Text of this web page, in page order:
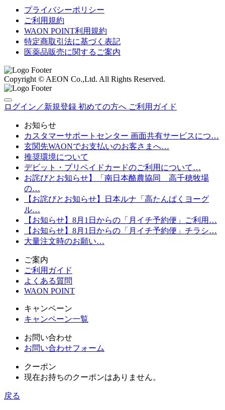
プライバシーポリシー
ご利用規約
WAON POINT利用規約
特定商取引法に基づく表記
医薬品販売に関するご案内
Copyright © AEON Co.,Ltd. All Rights Reserved.
ログイン／新規登録 初めての方へ ご利用ガイド
お知らせ
カスタマーサポートセンター 画面共有サービスにつ…
玄関先WAONでお支払いのお客さまへ…
推奨環境について
デビット・プリペイドカードのご利用について…
お詫びとお知らせ】「南日本酪農協同 高千穂牧場
の…
【お詫びとお知らせ】日本ルナ「高たんぱくヨーグ
ル…
【お知らせ】8月1日からの「月イチ予約便」ご利用…
【お知らせ】8月1日からの「月イチ予約便」チラシ…
大量注文時のお願い…
ご案内
ご利用ガイド
よくある質問
WAON POINT
キャンペーン
キャンペーン一覧
お問い合わせ
お問い合わせフォーム
クーポン
現在お持ちのクーポンはありません。
戻る